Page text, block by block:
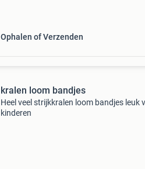
Ophalen of Verzenden
kralen loom bandjes
Heel veel strijkkralen loom bandjes leuk
kinderen